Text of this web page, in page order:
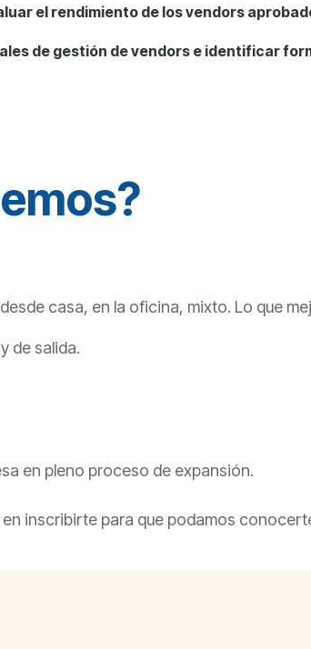
el rendimiento de losvendors
de gestión devendors e identificar
casa, en la oficina, mixto. Lo que
de salida.
en pleno proceso de expansión.
inscribirte para que podamos